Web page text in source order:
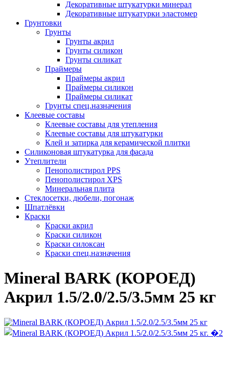
Декоративные штукатурки минерал
Декоративные штукатурки эластомер
Грунтовки
Грунты
Грунты акрил
Грунты силикон
Грунты силикат
Праймеры
Праймеры акрил
Праймеры силикон
Праймеры силикат
Грунты спец.назначения
Клеевые составы
Клеевые составы для утепления
Клеевые составы для штукатурки
Клей и затирка для керамической плитки
Силиконовая штукатурка для фасада
Утеплители
Пенополистирол PPS
Пенополистирол XPS
Минеральная плита
Стеклосетки, дюбели, погонаж
Шпатлёвки
Краски
Краски акрил
Краски силикон
Краски силоксан
Краски спец.назначения
Mineral BARK (КОРОЕД)
Акрил 1.5/2.0/2.5/3.5мм 25 кг